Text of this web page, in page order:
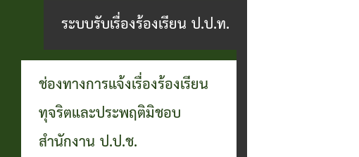
ระบบรับเรื่องร้องเรียน ป.ป.ท.
ช่องทางการแจ้งเรื่องร้องเรียน
ทุจริตและประพฤติมิชอบ
สำนักงาน ป.ป.ช.